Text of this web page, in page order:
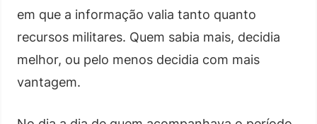
em que a informação valia tanto quanto
recursos militares. Quem sabia mais, decidia
melhor, ou pelo menos decidia com mais
vantagem.